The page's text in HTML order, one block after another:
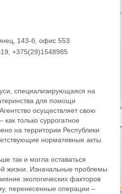
143-б, офис 553
+375(29)1548985
специализирующаяся на
для помощи
осуществляет свою
как только суррогатное
на территории Республики
нормативные акты.
так и могла оставаться
жизни. Изначальные проблемы
экологических факторов
перенесенные операции –